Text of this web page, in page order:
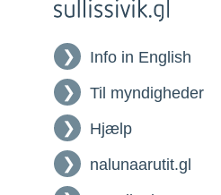
Info in English
Til myndigheder
Hjælp
nalunaarutit.gl